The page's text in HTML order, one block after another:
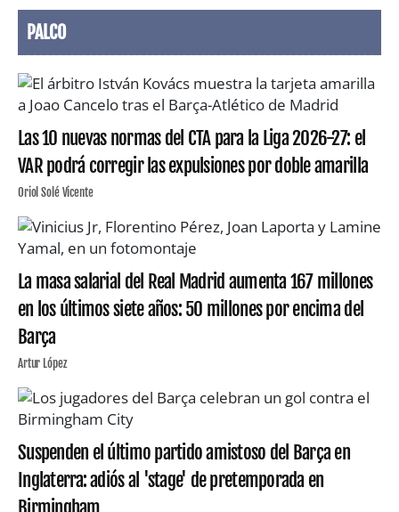
PALCO
Las 10 nuevas normas del CTA para la Liga 2026-27: el
VAR podrá corregir las expulsiones por doble amarilla
Oriol Solé Vicente
La masa salarial del Real Madrid aumenta 167 millones
en los últimos siete años: 50 millones por encima del
Barça
Artur López
Suspenden el último partido amistoso del Barça en
Inglaterra: adiós al 'stage' de pretemporada en